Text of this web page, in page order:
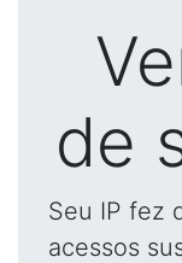
de
Seu IP fez
acessos